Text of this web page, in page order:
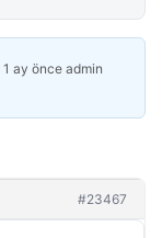
1 ay önce admin
#23467